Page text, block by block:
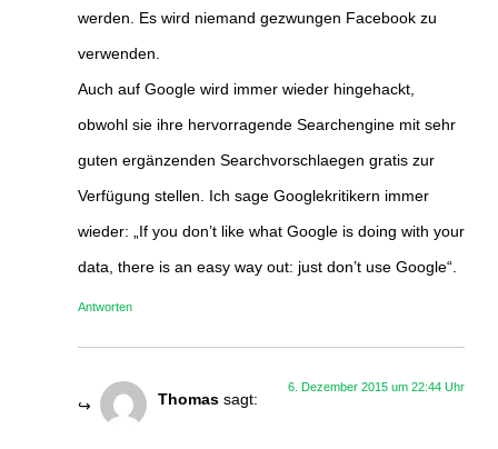
werden. Es wird niemand gezwungen Facebook zu
verwenden.
Auch auf Google wird immer wieder hingehackt,
obwohl sie ihre hervorragende Searchengine mit sehr
guten ergänzenden Searchvorschlaegen gratis zur
Verfügung stellen. Ich sage Googlekritikern immer
wieder: „If you don’t like what Google is doing with your
data, there is an easy way out: just don’t use Google“.
Antworten
Thomas sagt:
6. Dezember 2015 um 22:44 Uhr